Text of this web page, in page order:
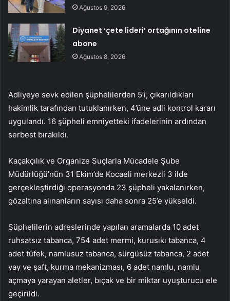
Ağustos 9, 2026
Diyanet ‘çete lideri’ ortağının oteline
abone
Ağustos 8, 2026
Adliyeye sevk edilen şüphelilerden 5’i, çıkarıldıkları
hakimlik tarafından tutuklanırken, 4’üne adli kontrol kararı
uygulandı. 16 şüpheli emniyetteki ifadelerinin ardından
serbest bırakıldı.
Kaçakçılık ve Organize Suçlarla Mücadele Şube
Müdürlüğü’nün 31 Ekim’de Kocaeli merkezli 3 ilde
gerçekleştirdiği operasyonda 23 şüpheli yakalanırken,
gözaltına alınanların sayısı daha sonra 25’e yükseldi.
Şüphelilerin adreslerinde yapılan aramalarda 10 adet
ruhsatsız tabanca, 754 adet mermi, kurusıkı tabanca, 4
adet tüfek, namlusuz tabanca, sürgüsüz tabanca, 2 adet
yay ve şaft, kurma mekanizması, 6 adet namlu, namlu
açmaya yarayan aletler, bıçak ve bir miktar uyuşturucu ele
geçirildi.